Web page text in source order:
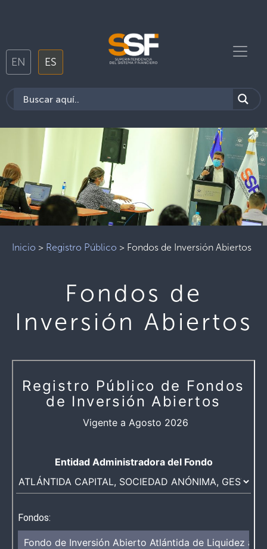
EN ES
Inicio > Registro Público > Fondos de Inversión Abiertos
Fondos de
Inversión Abiertos